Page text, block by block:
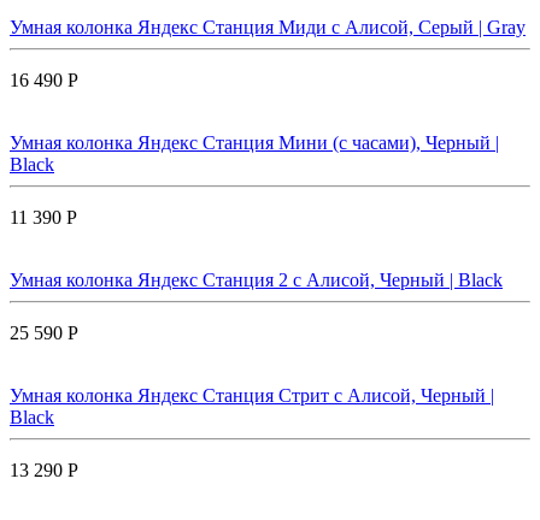
Умная колонка Яндекс Станция Миди с Алисой, Cерый | Gray
16 490 Р
Умная колонка Яндекс Станция Мини (с часами), Черный |
Black
11 390 Р
Умная колонка Яндекс Станция 2 с Алисой, Черный | Black
25 590 Р
Умная колонка Яндекс Станция Стрит с Алисой, Черный |
Black
13 290 Р